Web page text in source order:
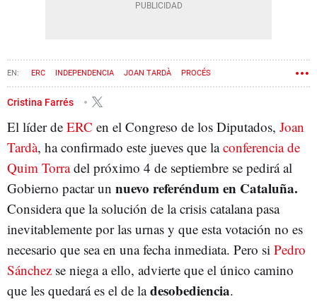
ERC INDEPENDENCIA JOAN TARDÀ PROCÉS
Cristina Farrés
El líder de ERC en el Congreso de los Diputados, Joan
Tardà, ha confirmado este jueves que laconferencia de
Quim Torradel próximo 4 de septiembre se pedirá al
Gobierno pactar un nuevo referéndum en Cataluña.
Considera que la solución de la crisis catalana pasa
inevitablemente por las urnas y que esta votación no es
necesario que sea en una fecha inmediata. Pero si Pedro
Sánchez se niega a ello, advierte que el único camino
que les quedará es el de ladesobediencia.